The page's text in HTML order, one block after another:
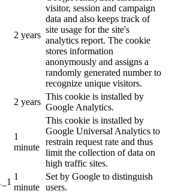
2 years
visitor, session and campaign
data and also keeps track of
site usage for the site's
analytics report. The cookie
stores information
anonymously and assigns a
randomly generated number to
recognize unique visitors.
2 years
This cookie is installed by
Google Analytics.
1
minute
This cookie is installed by
Google Universal Analytics to
restrain request rate and thus
limit the collection of data on
high traffic sites.
1
minute
Set by Google to distinguish
users.